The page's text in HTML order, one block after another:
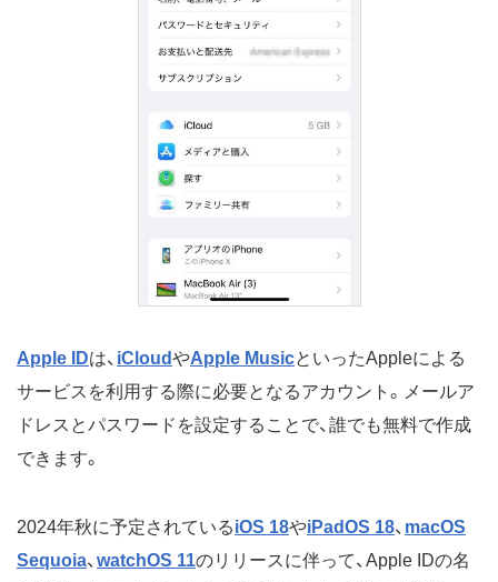
Apple IDは、 iCloudやApple MusicといったAppleによる
サービスを利用する際に必要となるアカウント。メールア
ドレスとパスワードを設定することで、誰でも無料で作成
できます。
2024年秋に予定されているiOS 18やiPadOS 18、 macOS
Sequoia、 watchOS 11のリリースに伴って、Apple IDの名